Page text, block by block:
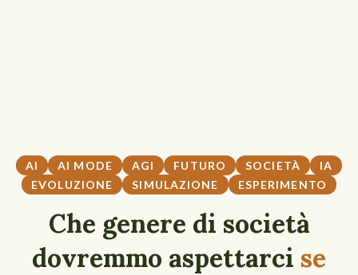
AI AI MODE AGI FUTURO SOCIETÀ
IA
EVOLUZIONE
SIMULAZIONE ESPERIMENTO
Che genere di società
dovremmo aspettarci se